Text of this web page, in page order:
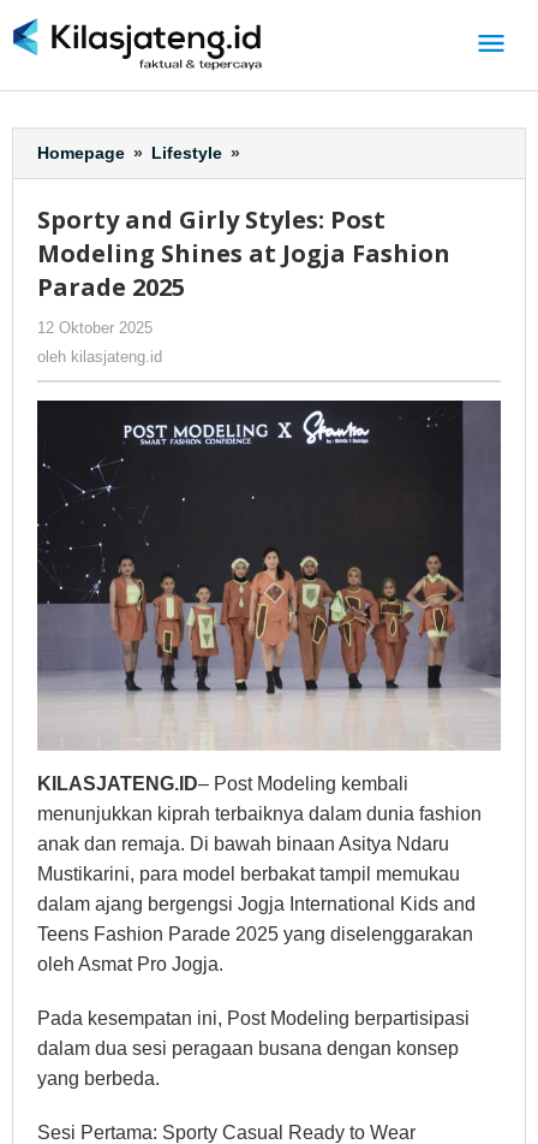
ke
Homepage » Lifestyle »
and
Styles:
Post
Fashion
Parade
2025
Sporty and Girly Styles: Post
Modeling Shines at Jogja Fashion
Parade 2025
12 Oktober 2025
oleh kilasjateng.id
KILASJATENG.ID– Post Modeling kembali
menunjukkan kiprah terbaiknya dalam dunia fashion
anak dan remaja. Di bawah binaan Asitya Ndaru
Mustikarini, para model berbakat tampil memukau
dalam ajang bergengsi Jogja International Kids and
Teens Fashion Parade 2025 yang diselenggarakan
oleh Asmat Pro Jogja.
Pada kesempatan ini, Post Modeling berpartisipasi
dalam dua sesi peragaan busana dengan konsep
yang berbeda.
Sesi Pertama: Sporty Casual Ready to Wear